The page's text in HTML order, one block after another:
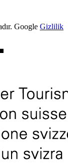
Google Gizlilik